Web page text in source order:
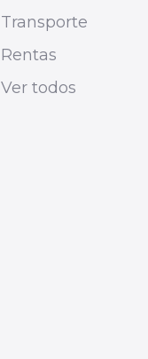
Transporte
Rentas
Ver todos